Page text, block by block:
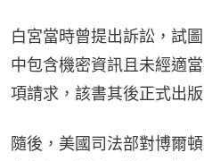
白宮當時曾提出訴訟，試
中包含機密資訊且未經適
項請求，該書其後正式出版
隨後，美國司法部對博爾